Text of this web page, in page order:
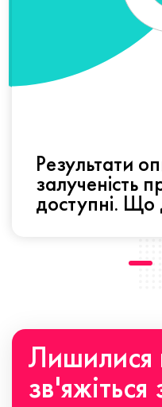
Результати
залученість
доступні. Що
Лишилися